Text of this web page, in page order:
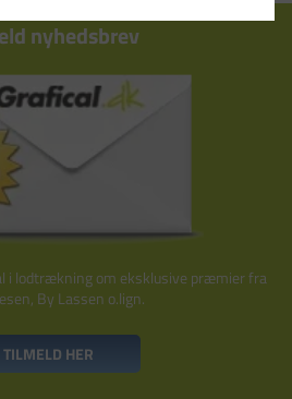
nyhedsbrev
i lodtrækning om eksklusive præmier fra
By Lassen o.lign.
TILMELD HER